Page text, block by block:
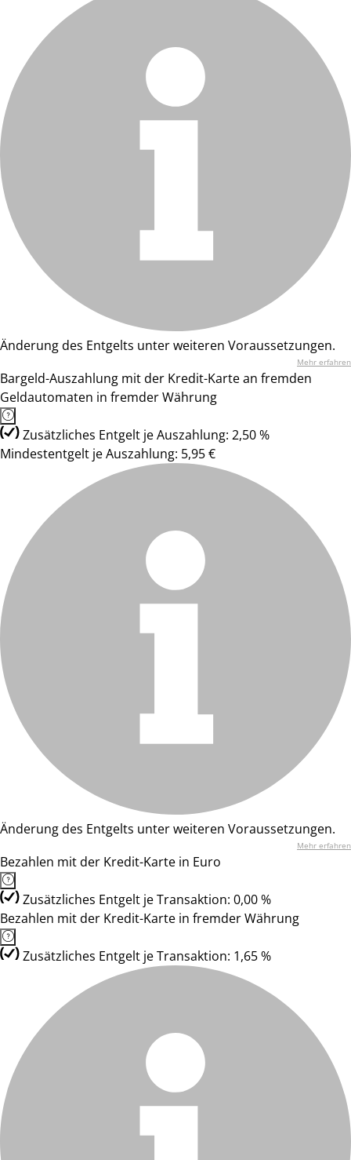
Änderung des Entgelts unter weiteren Voraussetzungen.
Mehr erfahren
Bargeld-Auszahlung mit der Kredit-Karte an fremden
Geldautomaten in fremder Währung
Zusätzliches Entgelt je Auszahlung: 2,50 %
Mindestentgelt je Auszahlung: 5,95 €
Änderung des Entgelts unter weiteren Voraussetzungen.
Mehr erfahren
Bezahlen mit der Kredit-Karte in Euro
Zusätzliches Entgelt je Transaktion: 0,00 %
Bezahlen mit der Kredit-Karte in fremder Währung
Zusätzliches Entgelt je Transaktion: 1,65 %